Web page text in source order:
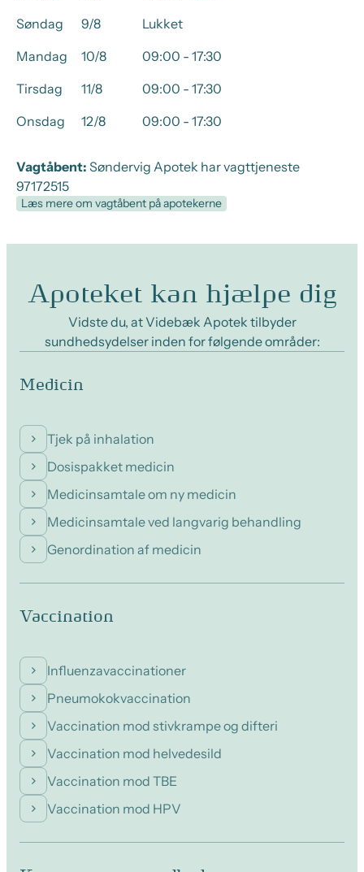
Søndag
9/8
Lukket
Mandag
10/8
09:00 - 17:30
Tirsdag
11/8
09:00 - 17:30
Onsdag
12/8 09:00 - 17:30
Vagtåbent: Søndervig Apotek har vagttjeneste
97172515
Læs mere om vagtåbent på apotekerne
Apoteket kan hjælpe dig
Vidste du, at Videbæk Apotek tilbyder
sundhedsydelser inden for følgende områder:
Medicin
Tjek på inhalation
Dosispakket medicin
Medicinsamtale om ny medicin
Medicinsamtale ved langvarig behandling
Genordination af medicin
Vaccination
Influenzavaccinationer
Pneumokokvaccination
Vaccination mod stivkrampe og difteri
Vaccination mod helvedesild
Vaccination mod TBE
Vaccination mod HPV